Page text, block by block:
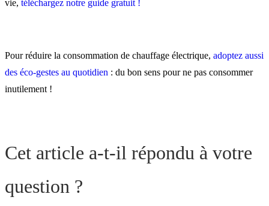
vie, téléchargez notre guide gratuit !
Pour réduire la consommation de chauffage électrique, adoptez aussi
des éco-gestes au quotidien : du bon sens pour ne pas consommer
inutilement !
Cet article a-t-il répondu à votre
question ?